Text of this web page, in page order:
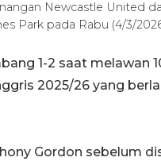
Newcastle United
Park pada Rabu (4/3/
1-2 saat melawan
2025/26 yang
Gordon sebelum